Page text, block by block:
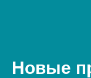
Новые